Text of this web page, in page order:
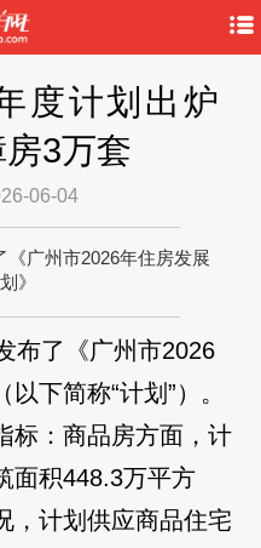
度计划出炉
3万套
06-04
广州市2026年住房发展
》
布了《广州市2026
下简称“计划”）。
标：商品房方面，计
面积448.3万平方
，计划供应商品住宅